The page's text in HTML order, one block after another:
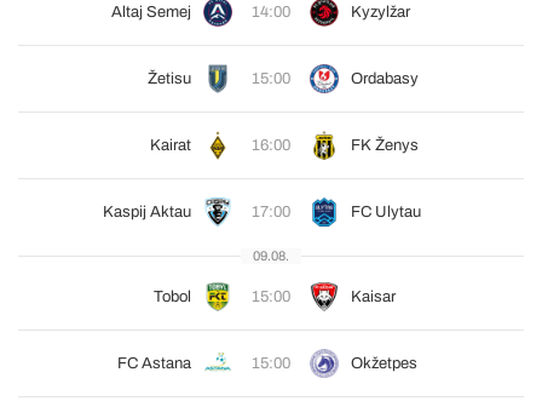
Altaj Semej 14:00 Kyzylžar
Žetisu 15:00 Ordabasy
Kairat 16:00 FK Ženys
Kaspij Aktau 17:00 FC Ulytau
09.08.
Tobol 15:00 Kaisar
FC Astana 15:00 Okžetpes